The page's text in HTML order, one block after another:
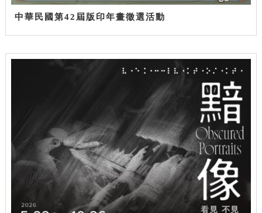
中華民國第42屆版印年畫徵選活動